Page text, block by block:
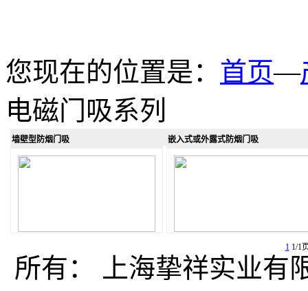
您现在的位置是： 首页—
电磁门吸系列
墙壁型防烟门吸 嵌入式或外露式防烟门吸
11/1
所有： 上海挚祥实业